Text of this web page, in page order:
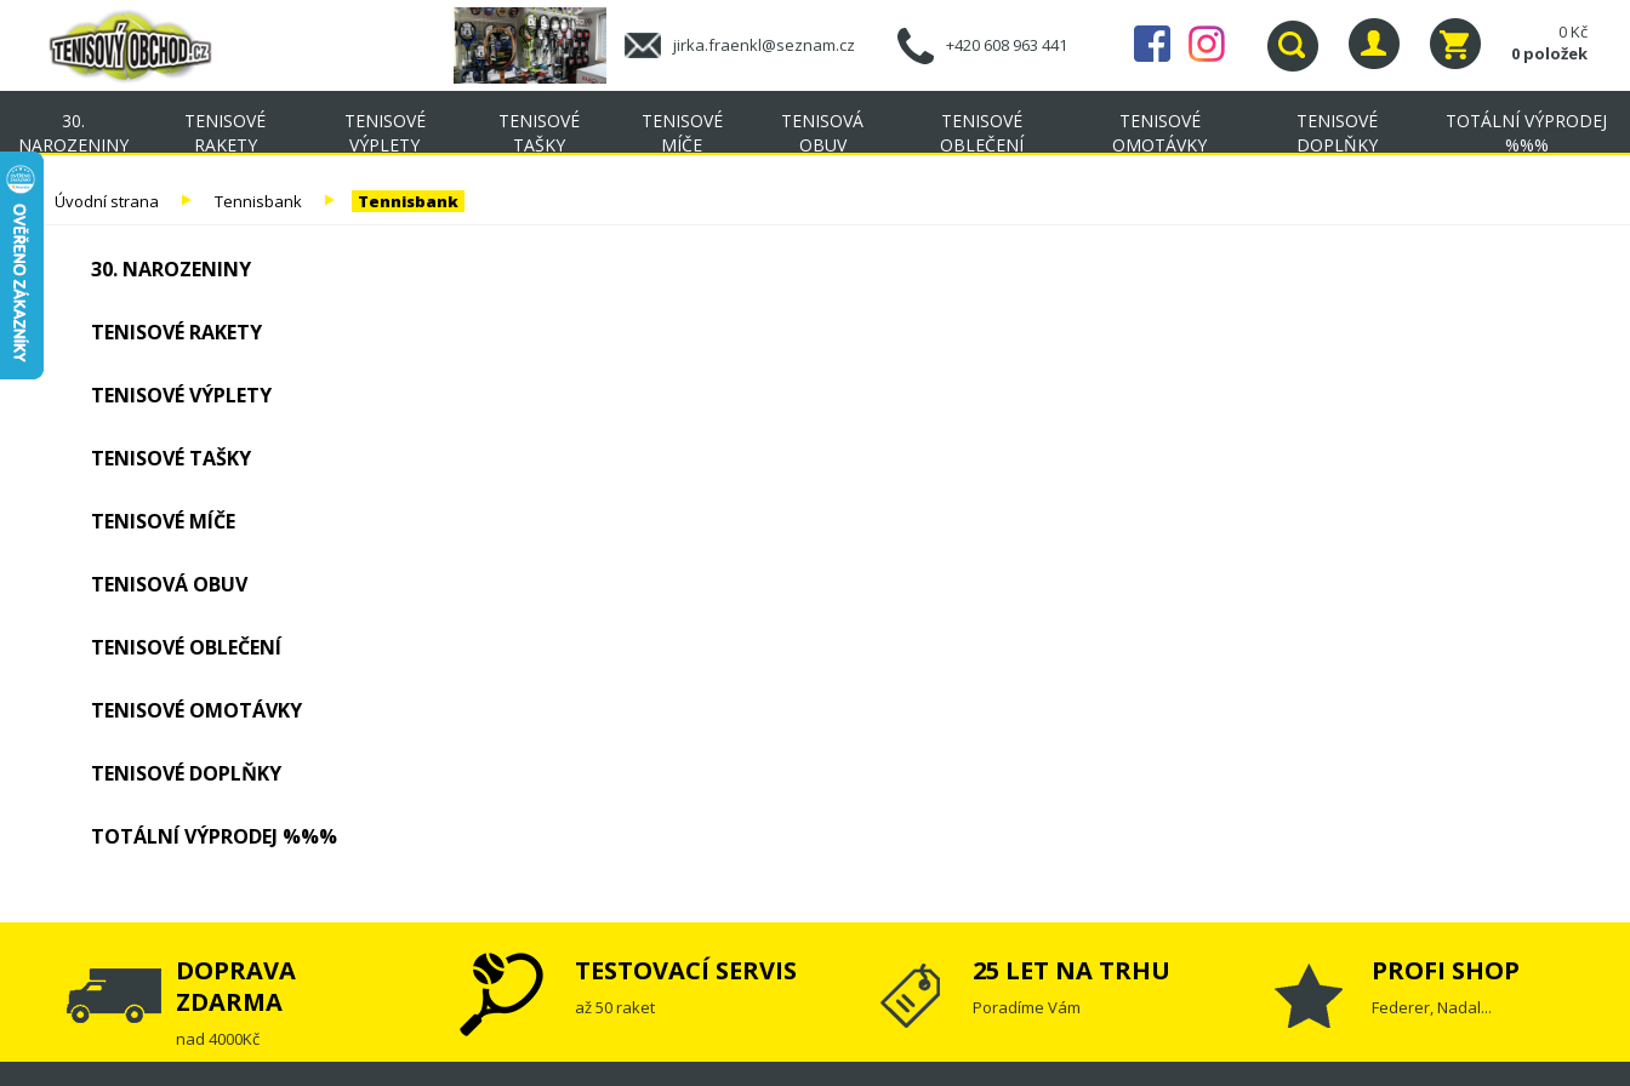
jirka.fraenkl@seznam.cz +420 608 963 441
0 Kč
0 položek
30.
NAROZENINY
TENISOVÉ
RAKETY
TENISOVÉ
VÝPLETY
TENISOVÉ
TAŠKY
TENISOVÉ
MÍČE
TENISOVÁ
OBUV
TENISOVÉ
OBLEČENÍ
TENISOVÉ
OMOTÁVKY
TENISOVÉ
DOPLŇKY
TOTÁLNÍ VÝPRODEJ
%%%
Úvodní strana Tennisbank Tennisbank
30. NAROZENINY
TENISOVÉ RAKETY
TENISOVÉ VÝPLETY
TENISOVÉ TAŠKY
TENISOVÉ MÍČE
TENISOVÁ OBUV
TENISOVÉ OBLEČENÍ
TENISOVÉ OMOTÁVKY
TENISOVÉ DOPLŇKY
TOTÁLNÍ VÝPRODEJ %%%
DOPRAVA
ZDARMA
nad 4000Kč
TESTOVACÍ SERVIS
až 50 raket
25 LET NA TRHU
Poradíme Vám
PROFI SHOP
Federer, Nadal...